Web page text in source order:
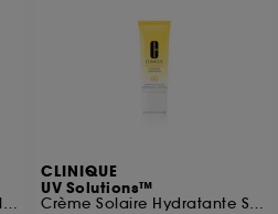
Stick hydratant FPS30 aux filtres UVA/UVB
CLINIQUE
UV Solutions™
Crème Solaire Hydratante SPF 50